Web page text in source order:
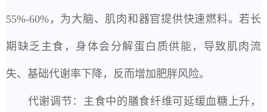
55%-60%，为大脑、肌肉和器官提供快速燃料。若长
期缺乏主食，身体会分解蛋白质供能，导致肌肉流
失、基础代谢率下降，反而增加肥胖风险。
代谢调节：主食中的膳食纤维可延缓血糖上升，